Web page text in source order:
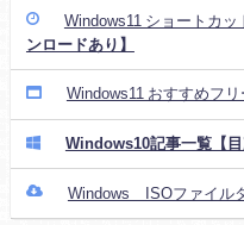
Windows11 ショート
ンロードあり】
Windows11 おすすめフリ
Windows10記事一覧【目
Windows ISOファイル